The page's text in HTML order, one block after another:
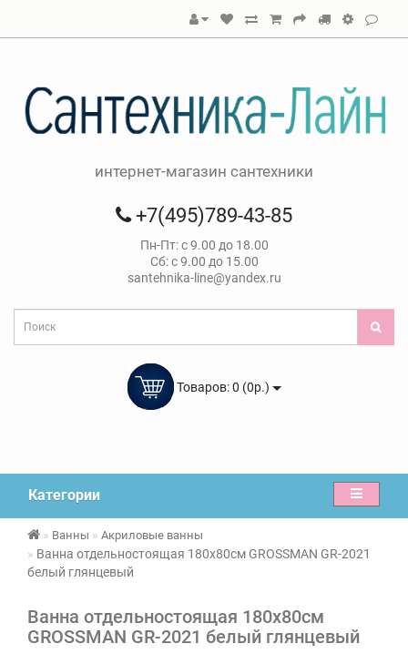
интернет-магазин сантехники
+7(495)789-43-85
Пн-Пт: с 9.00 до 18.00
Сб: с 9.00 до 15.00
santehnika-line@yandex.ru
Товаров: 0 (0р.)
Категории
Ванны Акриловые ванны
Ванна отдельностоящая 180х80см GROSSMAN GR-2021
белый глянцевый
Ванна отдельностоящая 180х80см
GROSSMAN GR-2021 белый глянцевый